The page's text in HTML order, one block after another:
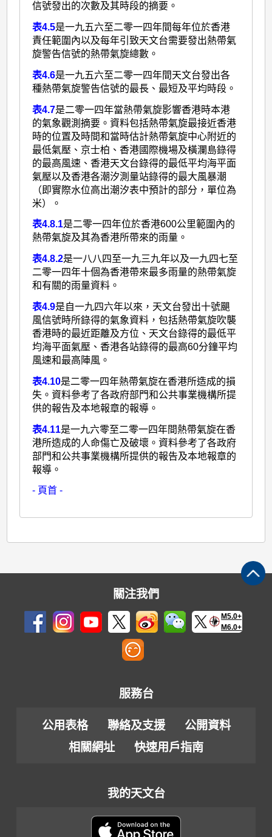
信號發出的次數及其時段的摘要。
表4.5是一九五六至二零一四年間每年位於香港
責任範圍內以及每年引致天文台需要發出熱帶氣
旋警告信號的熱帶氣旋總數。
表4.6是一九五六至二零一四年間天文台發出各
種熱帶氣旋警告信號的最長、最短及平均時段。
表4.7是二零一四年當熱帶氣旋影響香港時本港
的氣象觀測摘要。資料包括熱帶氣旋最接近香港
時的位置及時間和當時估計熱帶氣旋中心附近的
最低氣壓、京士柏、香港國際機場及橫瀾島錄得
的最高風速、香港天文台錄得的最低平均海平面
氣壓以及香港各潮汐測量站錄得的最大風暴潮
（即實際水位高出潮汐表中預計的部分，單位為
米）。
表4.8.1是二零一四年位於香港600公里範圍內的
熱帶氣旋及其為香港所帶來的雨量。
表4.8.2是一八八四至一九三九年以及一九四七至
二零一四年十個為香港帶來最多雨量的熱帶氣旋
和有關的雨量資料。
表4.9是自一九四六年以來，天文台發出十號颶
風信號時所錄得的氣象資料，包括熱帶氣旋吹襲
香港時的最近距離及方位、天文台錄得的最低平
均海平面氣壓、香港各站錄得的最高60分鐘平均
風速和最高陣風。
表4.10是二零一四年熱帶氣旋在香港所造成的損
失。資料參考了各政府部門和公共事業機構所提
供的報告及本地報章的報導。
表4.11是一九六零至二零一四年間熱帶氣旋在香
港所造成的人命傷亡及破壞。資料參考了各政府
部門和公共事業機構所提供的報告及本地報章的
報導。
- 頁首 -
關注我們
M5.0+
M6.0+
服務台
公用表格 聯絡及支援
公開資料
相關網址
快速用戶指南
我的天文台